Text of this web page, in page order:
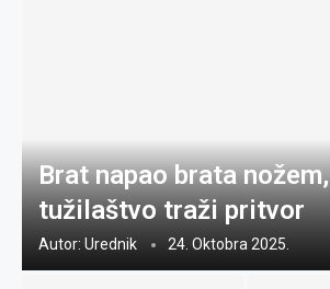
Brat napao brata nožem,
tužilaštvo traži pritvor
Autor: Urednik 24. Oktobra 2025.